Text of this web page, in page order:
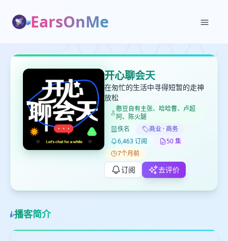
EarsOnMe
开心聊会天
在匆忙的生活中寻得短暂的走神
放松
憨豆自有主张、哈哈曹、卢超
阿、陈火腿
佚名
商业 · 商务
6,463 订阅
50 集
7个月前
订阅 去评价
播客简介
打分
键盘下留人
删除确认
取消
加入播单
创建